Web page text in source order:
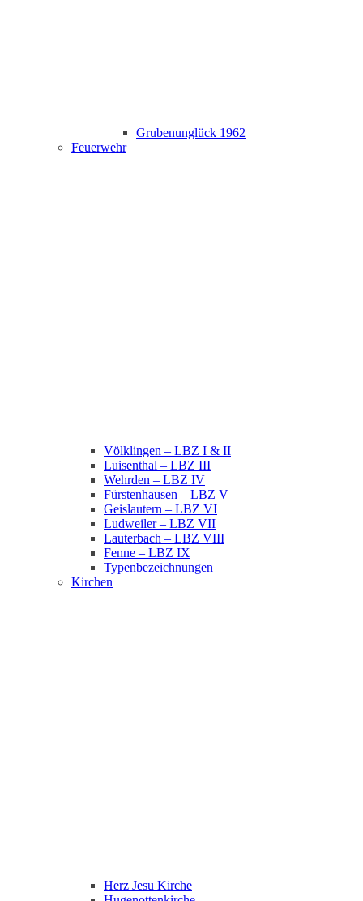
Grubenunglück 1962
Feuerwehr
Völklingen – LBZ I & II
Luisenthal – LBZ III
Wehrden – LBZ IV
Fürstenhausen – LBZ V
Geislautern – LBZ VI
Ludweiler – LBZ VII
Lauterbach – LBZ VIII
Fenne – LBZ IX
Typenbezeichnungen
Kirchen
Herz Jesu Kirche